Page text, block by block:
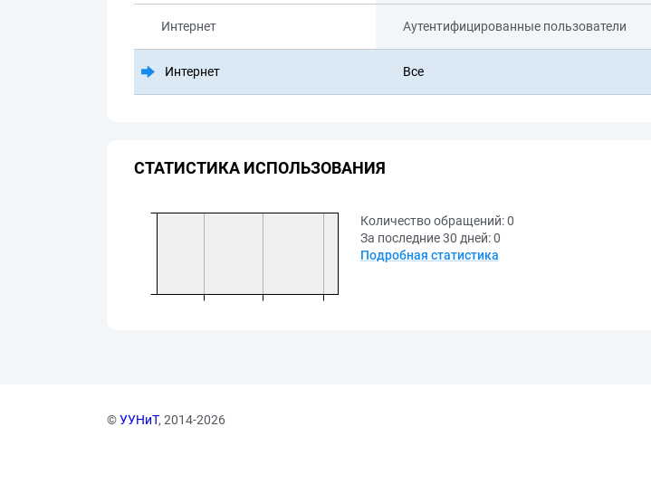
Интернет Аутентифицированные пользователи
Интернет Все
СТАТИСТИКА ИСПОЛЬЗОВАНИЯ
Количество обращений:0
За последние 30 дней:0
Подробная статистика
©УУНиТ, 2014-2026